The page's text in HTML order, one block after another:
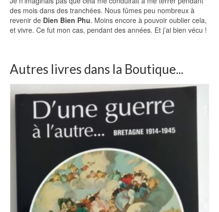
des mois dans des tranchées. Nous fûmes peu nombreux à
revenir de Dien Bien Phu. Moins encore à pouvoir oublier cela,
et vivre. Ce fut mon cas, pendant des années. Et j’ai bien vécu !
Autres livres dans la Boutique...